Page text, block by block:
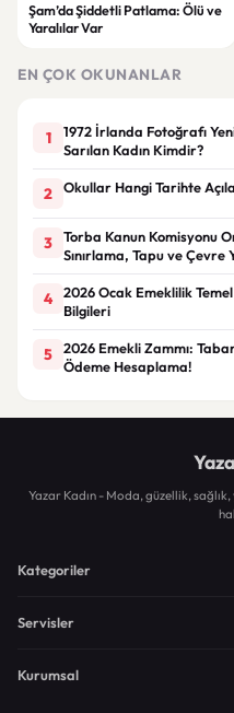
Şam’da Şiddetli Patlama: Ölü ve
Yaralılar Var
EN ÇOK OKUNANLAR
1
1972 İrlanda Fotoğrafı
Sarılan Kadın Kimdir?
2 Okullar Hangi Tarihte
3
Torba Kanun Komisyonu
Sınırlama, Tapu ve
4
2026 Ocak Emeklilik
Bilgileri
5
2026 Emekli Zammı:
Ödeme Hesaplama!
Yazar Kadın - Moda, güzellik,
Kategoriler
Servisler
Kurumsal